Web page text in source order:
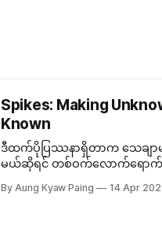
Spikes: Making
Known
ဒီထက်ပိုပြဿနာရှိတာက သေချ
မယ်ဆိုရင် တစ်ဝက်လောက်ရော
သွားချင်တဲ့လမ်းကြောင်း မမှန်တာ
By Aung Kyaw Paing 14 Apr